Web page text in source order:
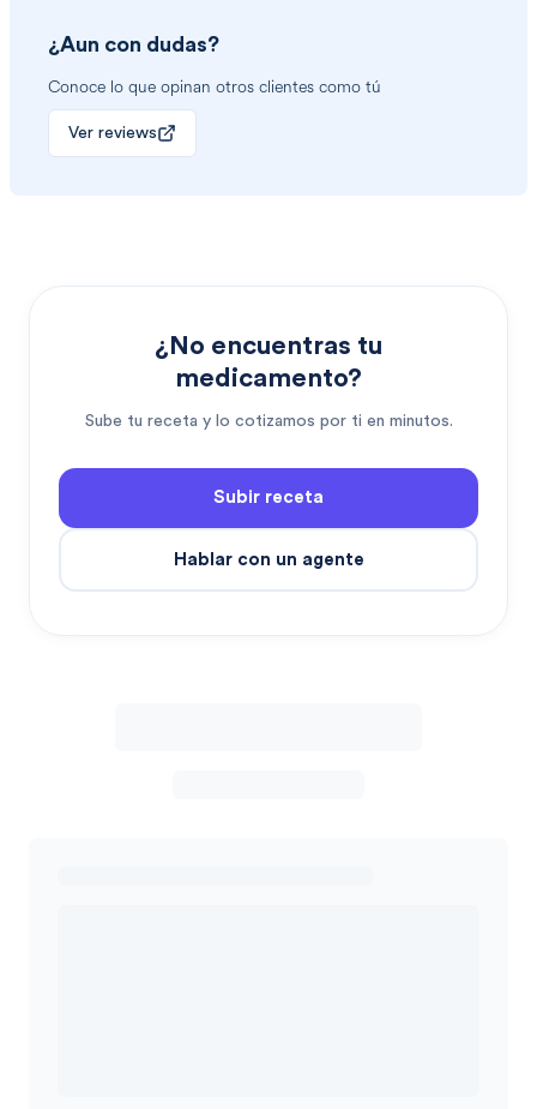
¿Aun con dudas?
Conoce lo que opinan otros clientes como tú
Ver reviews
¿No encuentras tu
medicamento?
Sube tu receta y lo cotizamos por ti en minutos.
Subir receta
Hablar con un agente